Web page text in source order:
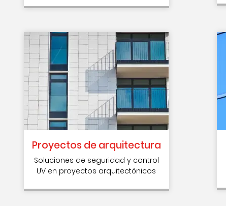
Proyectos de arquitectura
Soluciones de seguridad y control
UV en proyectos arquitectónicos